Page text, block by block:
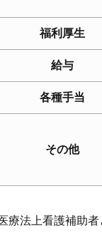
福利厚生
給与
各種手当
その他
療法上看護補助者